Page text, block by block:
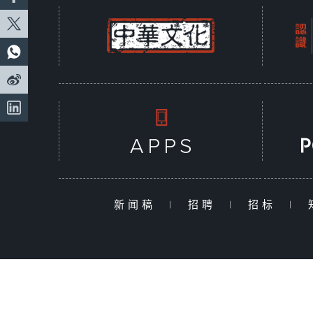
新闻稿 | 招聘 | 招标 |